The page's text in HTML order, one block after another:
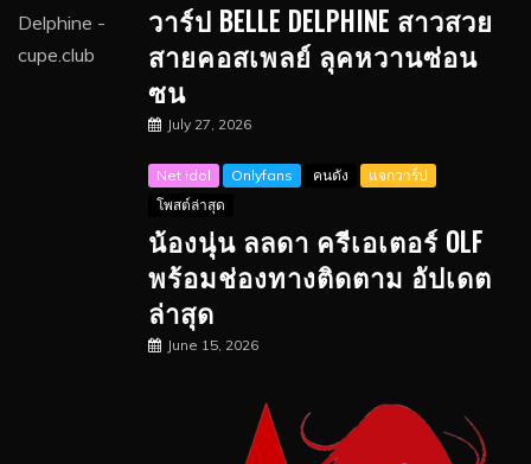
วาร์ป BELLE DELPHINE สาวสวย
สายคอสเพลย์ ลุคหวานซ่อน
ซน
July 27, 2026
Net idol Onlyfans คนดัง
แจกวาร์ป
โพสต์ล่าสุด
น้องนุ่น ลลดา ครีเอเตอร์ OLF
พร้อมช่องทางติดตาม อัปเดต
ล่าสุด
June 15, 2026